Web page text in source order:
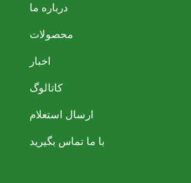
درباره ما
محصولات
اخبار
کاتالوگ
ارسال استعلام
با ما تماس بگیرید